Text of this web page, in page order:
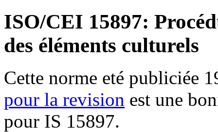
ISO/CEI 15897:
des éléments culturels
Cette norme eté publiciée
pour la revision est une
pour IS 15897.